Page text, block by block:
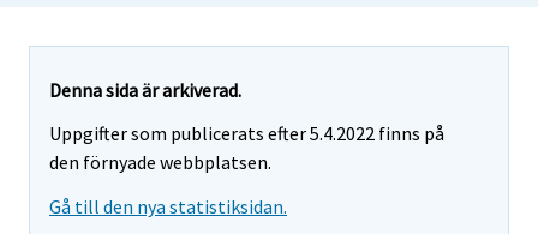
Denna sida är arkiverad.
Uppgifter som publicerats efter 5.4.2022 finns på
den förnyade webbplatsen.
Gå till den nya statistiksidan.